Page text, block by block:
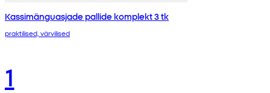
Kassimänguasjade pallide komplekt 3 tk
praktilised, värvilised
1